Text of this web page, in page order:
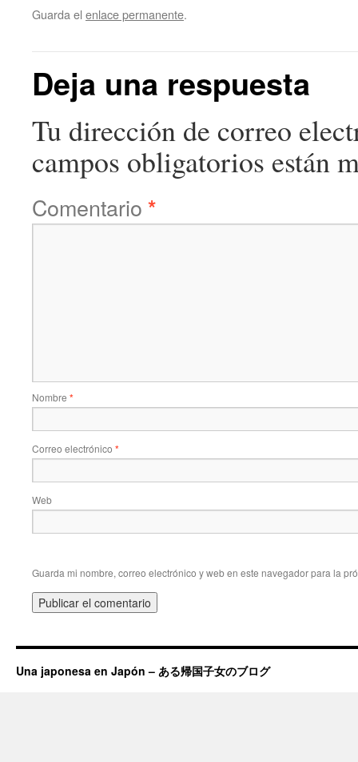
Guarda el enlace permanente.
Deja una respuesta
Tu dirección de correo
campos obligatorios están
Comentario *
Nombre *
Correo electrónico *
Web
Guarda mi nombre, correo electrónico y web en este navegador para la
Una japonesa en Japón – ある帰国子女のブログ